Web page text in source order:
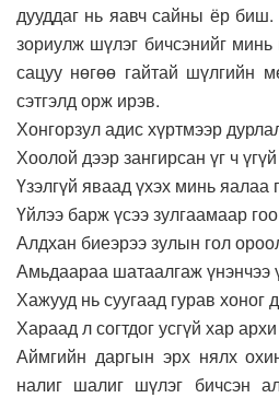
дууддаг нь яавч сайны ёр
зориулж шүлэг бичсэнийг минь
сацуу нөгөө гайтай шүлгийн
сэтгэлд орж ирэв.
Хонгорзул адис хүртмээр
Хоолой дээр зангирсан үг ч
Үзэлгүй яваад үхэх минь яалаа
Үйлээ барж үсээ зулгаамаар гоо
Алдхан биеэрээ зулын гол
Амьдаараа шатаалгаж үнэнчээ
Хажууд нь суугаад гурав хоног
Хараад л согтдог усгүй хар архи
Аймгийн даргын эрх нялх
налиг шалиг шүлэг бичсэн